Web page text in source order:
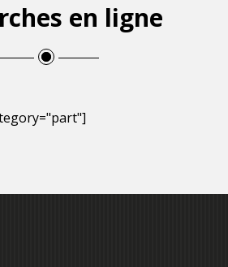
en ligne